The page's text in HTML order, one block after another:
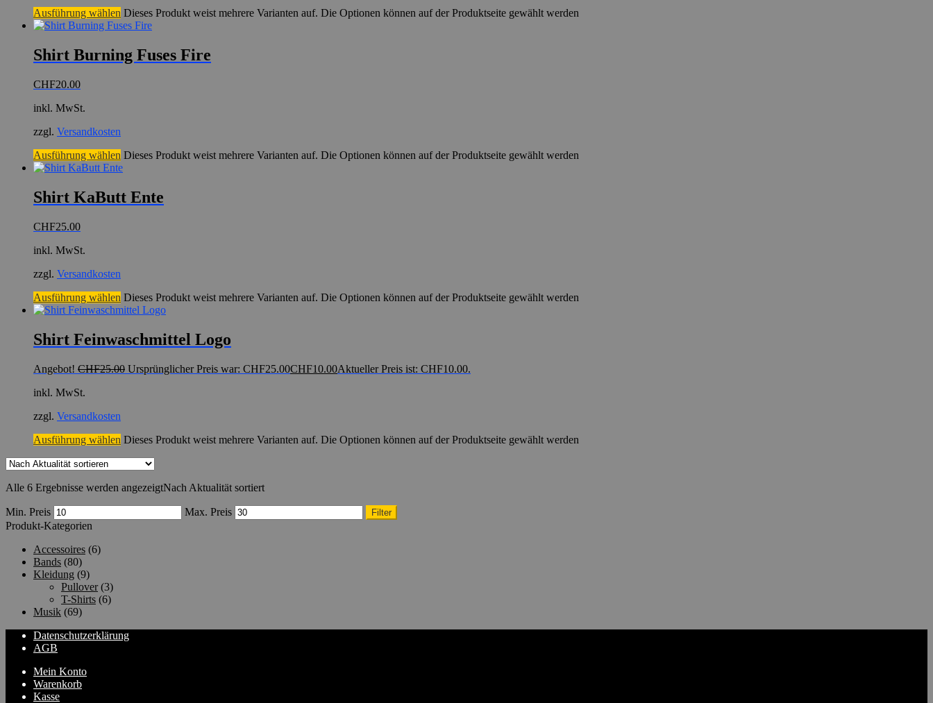
Ausführung wählen Dieses Produkt weist mehrere Varianten auf. Die Optionen können auf der Produktseite gewählt werden
Shirt Burning Fuses Fire
CHF20.00
inkl. MwSt.
zzgl. Versandkosten
Ausführung wählen Dieses Produkt weist mehrere Varianten auf. Die Optionen können auf der Produktseite gewählt werden
Shirt KaButt Ente
CHF25.00
inkl. MwSt.
zzgl. Versandkosten
Ausführung wählen Dieses Produkt weist mehrere Varianten auf. Die Optionen können auf der Produktseite gewählt werden
Shirt Feinwaschmittel Logo
Angebot! CHF25.00 Ursprünglicher Preis war: CHF25.00CHF10.00Aktueller Preis ist: CHF10.00.
inkl. MwSt.
zzgl. Versandkosten
Ausführung wählen Dieses Produkt weist mehrere Varianten auf. Die Optionen können auf der Produktseite gewählt werden
Alle 6 Ergebnisse werden angezeigtNach Aktualität sortiert
Min. Preis Max. Preis Filter
Produkt-Kategorien
Accessoires (6)
Bands (80)
Kleidung (9)
Pullover (3)
T-Shirts (6)
Musik (69)
Datenschutzerklärung
AGB
Mein Konto
Warenkorb
Kasse